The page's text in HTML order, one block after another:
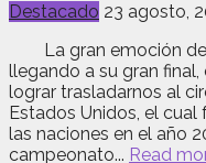
Destacado 23 agosto,
La gran emoción del
llegando a su gran
lograr trasladarnos al
Estados Unidos, el
las naciones en el año
campeonato... Read